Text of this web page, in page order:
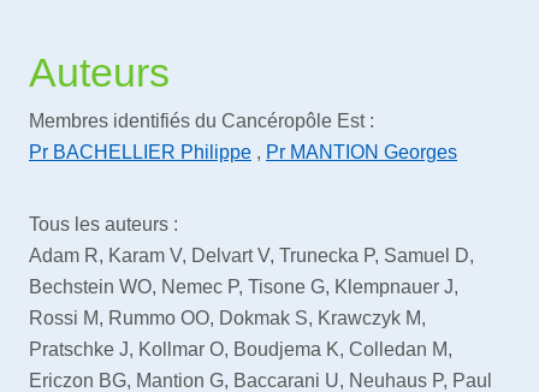
Auteurs
Membres identifiés du Cancéropôle Est :
Pr BACHELLIER Philippe , Pr MANTION Georges
Tous les auteurs :
Adam R, Karam V, Delvart V, Trunecka P, Samuel D,
Bechstein WO, Nemec P, Tisone G, Klempnauer J,
Rossi M, Rummo OO, Dokmak S, Krawczyk M,
Pratschke J, Kollmar O, Boudjema K, Colledan M,
Ericzon BG, Mantion G, Baccarani U, Neuhaus P, Paul